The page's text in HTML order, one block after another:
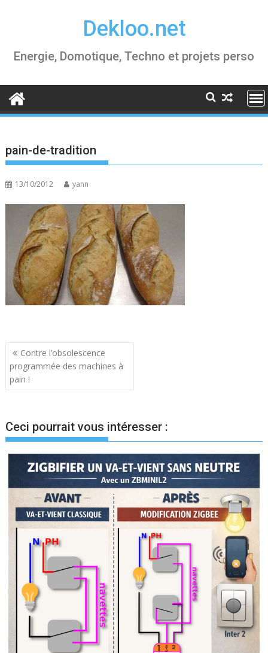
Dekloo.net
Energie, Domotique, Techno et projets perso
pain-de-tradition
13/10/2012 yann
Navigation
de
l’article
Contre l’obsolescence
programmée des machines à
pain !
Ceci pourrait vous intéresser :